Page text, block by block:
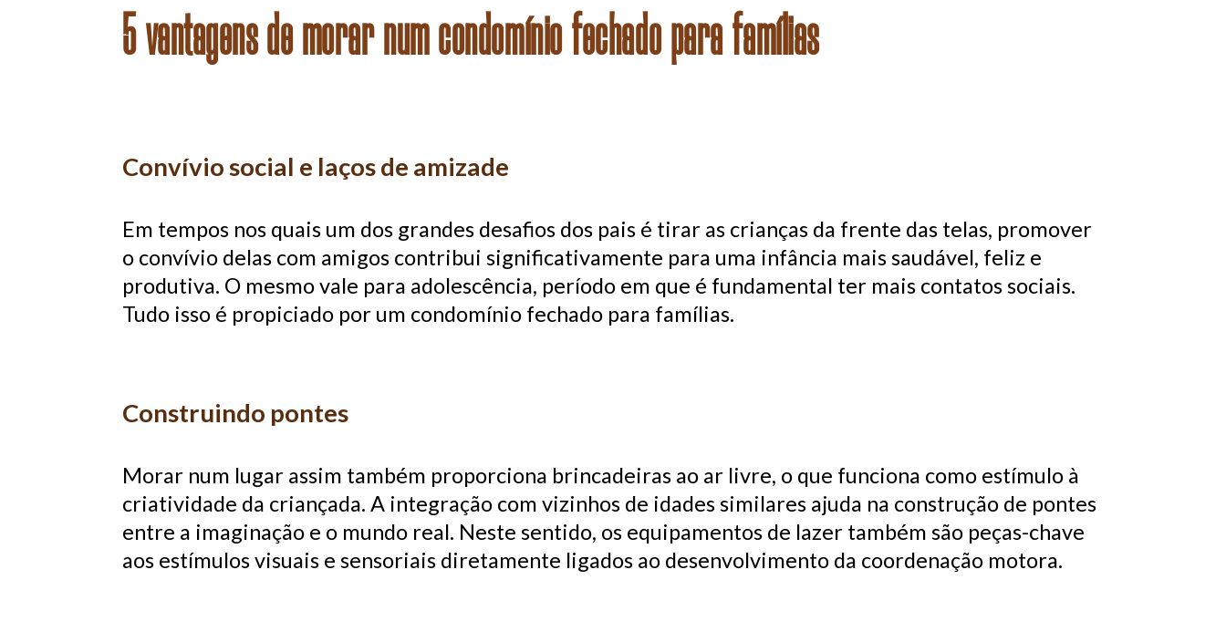
5 vantagens de morar num condomínio fechado para famílias
Convívio social e laços de amizade
Em tempos nos quais um dos grandes desafios dos pais é tirar as crianças da frente das telas, promover
o convívio delas com amigos contribui significativamente para uma infância mais saudável, feliz e
produtiva. O mesmo vale para adolescência, período em que é fundamental ter mais contatos sociais.
Tudo isso é propiciado por um condomínio fechado para famílias.
Construindo pontes
Morar num lugar assim também proporciona brincadeiras ao ar livre, o que funciona como estímulo à
criatividade da criançada. A integração com vizinhos de idades similares ajuda na construção de pontes
entre a imaginação e o mundo real. Neste sentido, os equipamentos de lazer também são peças-chave
aos estímulos visuais e sensoriais diretamente ligados ao desenvolvimento da coordenação motora.